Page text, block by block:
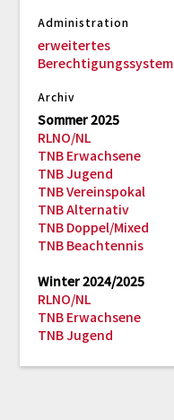
Administration
erweitertes
Berechtigungssystem
Archiv
Sommer 2025
RLNO/NL
TNB Erwachsene
TNB Jugend
TNB Vereinspokal
TNB Alternativ
TNB Doppel/Mixed
TNB Beachtennis
Winter 2024/2025
RLNO/NL
TNB Erwachsene
TNB Jugend